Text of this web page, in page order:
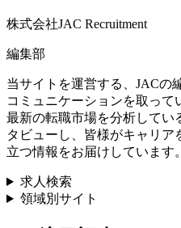
株式会社JAC Recruitment
編集部
当サイトを運営する、JACの
コミュニケーションを取って
最新の転職市場を分析してい
タビューし、皆様がキャリ
立つ情報をお届けしています。
求人検索
領域別サイト